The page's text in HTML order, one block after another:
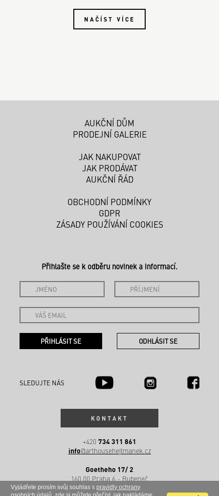
Vyjádřete prosím svůj souhlas spravidly ochrany
NAČÍST VÍCE
AUKČNÍ DŮM
PRODEJNÍ GALERIE
JAK NAKUPOVAT
JAK PRODÁVAT
AUKČNÍ ŘÁD
OBCHODNÍ PODMÍNKY
GDPR
ZÁSADY POUŽÍVÁNÍ COOKIES
Přihlašte se k odběru novinek a informací.
SLEDUJTE NÁS
KONTAKT
+420 734 311 861
info@arthousehejtmanek.cz
Goetheho 17/ 2
160 00 Praha 6 - Bubeneč
Česká republika